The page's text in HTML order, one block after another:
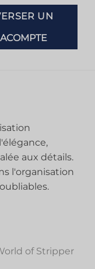
UN
ACOMPTE
aux détails.
l'organisation
of Stripper